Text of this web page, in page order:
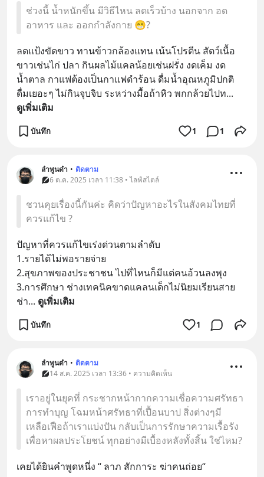
ช่วงนี้ น้ำหนักขึ้น มีวิธีไหน ลดเร็วบ้าง นอกจาก อด
อาหาร และ ออกกำลังกาย 😁?
ลดแป้งขัดขาว ทานข้าวกล้องแทน เน้นโปรตีน สัตว์เนื้อ
ขาวเช่นไก่ ปลา กินผลไม้แคลน้อยเช่นฝรั่ง งดเค็ม งด
น้ำตาล กาแฟต้องเป็นกาแฟดำร้อน ดื่มน้ำอุณหภูมิปกติ
ดื่มเยอะๆ ไม่กินจุบจิบ ระหว่างมื้อถ้าหิว พกกล้วยไปท...
ดูเพิ่มเติม
บันทึก 1 1
ลำพูนดำ • ติดตาม
6 ต.ค. 2025 เวลา 11:38 • ไลฟ์สไตล์
ชวนคุยเรื่องนี้กันค่ะ คิดว่าปัญหาอะไรในสังคมไทยที่
ควรแก้ไข ?
ปัญหาที่ควรแก้ไขเร่งด่วนตามลำดับ
1.รายได้ไม่พอรายจ่าย
2.สุขภาพของประชาชน ไปที่ไหนก็มีแต่คนอ้วนลงพุง
3.การศึกษา ช่างเทคนิคขาดแคลนเด็กไม่นิยมเรียนสาย
ช่า... ดูเพิ่มเติม
บันทึก 1
ลำพูนดำ • ติดตาม
14 ส.ค. 2025 เวลา 13:36 • ความคิดเห็น
เราอยู่ในยุคที่ กระชากหน้ากากความเชื่อความศรัทธา
การทำบุญ โฉมหน้าศรัทธาที่เปื้อนบาป สิ่งต่างๆมี
เหลือเฟือถ้าเราแบ่งปัน กลับเป็นการรักษาความเรื้อรัง
เพื่อหาผลประโยชน์ ทุกอย่างมีเบื้องหลังทั้งสิ้น ใช่ไหม?
เคยได้ยินคำพูดหนึ่ง “ ลาภ สักการะ ฆ่าคนถ่อย“